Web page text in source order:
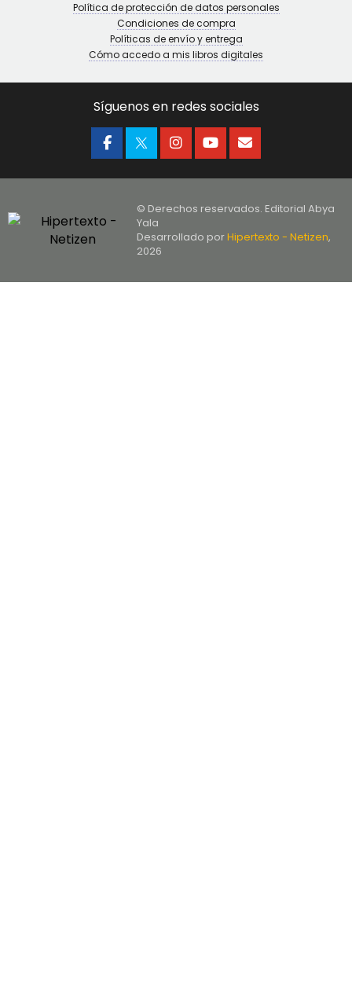
Política de protección de datos personales
Condiciones de compra
Políticas de envío y entrega
Cómo accedo a mis libros digitales
Síguenos en redes sociales
© Derechos reservados. Editorial Abya
Yala
Desarrollado porHipertexto - Netizen,
2026